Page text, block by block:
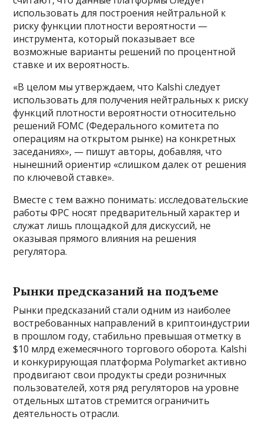
использовать для построения нейтральной к
риску функции плотности вероятности —
инструмента, который показывает все
возможные варианты решений по процентной
ставке и их вероятность.
«В целом мы утверждаем, что Kalshi следует
использовать для получения нейтральных к риску
функций плотности вероятности относительно
решений FOMC (Федерального комитета по
операциям на открытом рынке) на конкретных
заседаниях», — пишут авторы, добавляя, что
нынешний ориентир «слишком далек от решения
по ключевой ставке».
Вместе с тем важно понимать: исследовательские
работы ФРС носят предварительный характер и
служат лишь площадкой для дискуссий, не
оказывая прямого влияния на решения
регулятора.
Рынки предсказаний на подъеме
Рынки предсказаний стали одним из наиболее
востребованных направлений в криптоиндустрии
в прошлом году, стабильно превышая отметку в
$10 млрд ежемесячного торгового оборота. Kalshi
и конкурирующая платформа Polymarket активно
продвигают свои продукты среди розничных
пользователей, хотя ряд регуляторов на уровне
отдельных штатов стремится ограничить
деятельность отрасли.